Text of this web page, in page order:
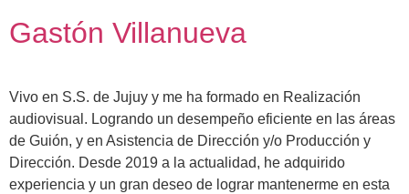
Gastón Villanueva
Vivo en S.S. de Jujuy y me ha formado en Realización
audiovisual. Logrando un desempeño eficiente en las áreas
de Guión, y en Asistencia de Dirección y/o Producción y
Dirección. Desde 2019 a la actualidad, he adquirido
experiencia y un gran deseo de lograr mantenerme en esta